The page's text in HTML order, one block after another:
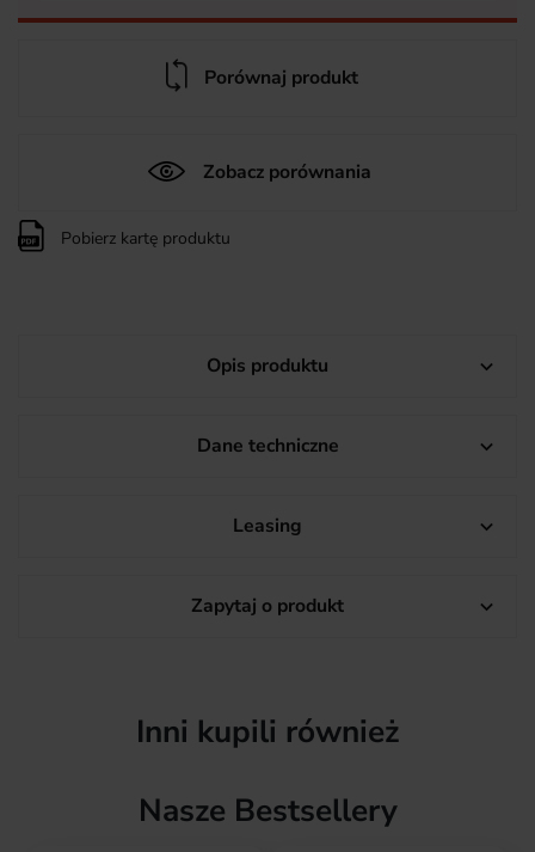
Porównaj produkt
Zobacz porównania
Pobierz kartę produktu
Opis produktu 
Dane techniczne 
Leasing 
Zapytaj o produkt 
Inni kupili również
Nasze Bestsellery